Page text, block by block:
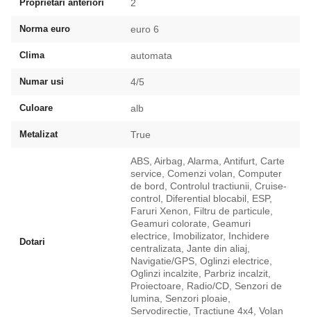
Proprietari anteriori 2
Norma euro euro 6
Clima automata
Numar usi 4/5
Culoare alb
Metalizat True
Dotari
ABS, Airbag, Alarma, Antifurt, Carte
service, Comenzi volan, Computer
de bord, Controlul tractiunii, Cruise-
control, Diferential blocabil, ESP,
Faruri Xenon, Filtru de particule,
Geamuri colorate, Geamuri
electrice, Imobilizator, Inchidere
centralizata, Jante din aliaj,
Navigatie/GPS, Oglinzi electrice,
Oglinzi incalzite, Parbriz incalzit,
Proiectoare, Radio/CD, Senzori de
lumina, Senzori ploaie,
Servodirectie, Tractiune 4x4, Volan